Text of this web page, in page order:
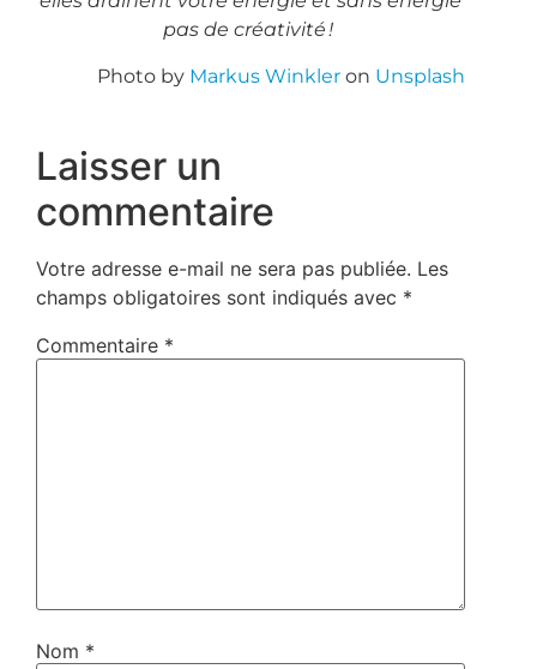
pas de créativité !
Photo by Markus Winkler on Unsplash
Laisser un
commentaire
Votre adresse e-mail ne sera pas publiée. Les
champs obligatoires sont indiqués avec *
Commentaire *
Nom *